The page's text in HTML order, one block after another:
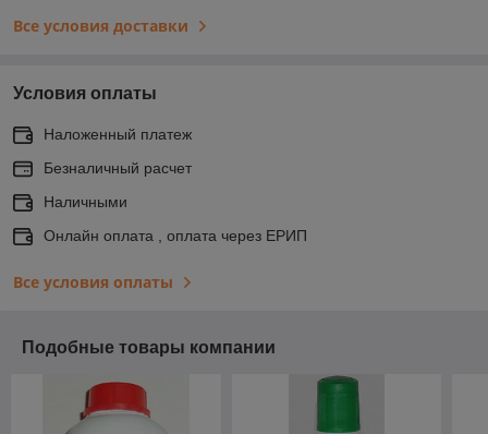
Все условия доставки
Условия оплаты
Наложенный платеж
Безналичный расчет
Наличными
Онлайн оплата , оплата через ЕРИП
Все условия оплаты
Подобные товары компании